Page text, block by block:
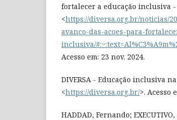
fortalecer a educação inclusiva -
<https://diversa.org.br/noticias/
avanco-das-acoes-para-
inclusiva/
Acesso em: 23 nov. 2024.
DIVERSA - Educação inclusiva
<https://diversa.org.br/>. Acesso
HADDAD, Fernando;